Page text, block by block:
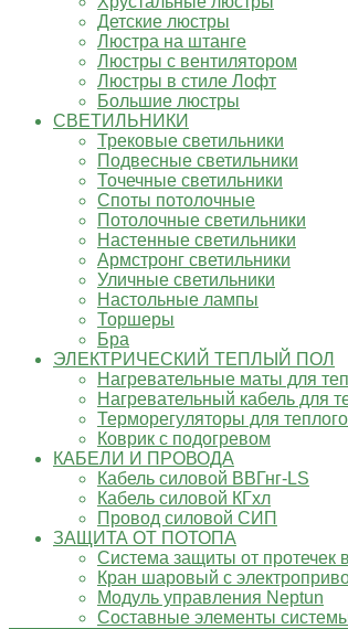
Детские люстры
Люстра на штанге
Люстры с вентилятором
Люстры в стиле Лофт
Большие люстры
СВЕТИЛЬНИКИ
Трековые светильники
Подвесные светильники
Точечные светильники
Споты потолочные
Потолочные светильники
Настенные светильники
Армстронг светильники
Уличные светильники
Настольные лампы
Торшеры
Бра
ЭЛЕКТРИЧЕСКИЙ ТЕПЛЫЙ ПОЛ
Нагревательные маты для
Нагревательный кабель для
Терморегуляторы для
Коврик с подогревом
КАБЕЛИ И ПРОВОДА
Кабель силовой ВВГнг-LS
Кабель силовой КГхл
Провод силовой СИП
ЗАЩИТА ОТ ПОТОПА
Система защиты от протечек
Кран шаровый с
Модуль управления Neptun
Составные элементы